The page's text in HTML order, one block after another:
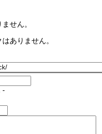
せん。
ありません。
-